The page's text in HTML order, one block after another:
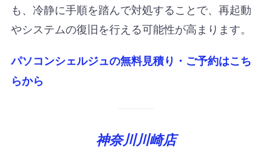
も、冷静に手順を踏んで対処することで、再起動
やシステムの復旧を行える可能性が高まります。
パソコンシェルジュの無料見積り・ご予約はこち
らから
神奈川川崎店